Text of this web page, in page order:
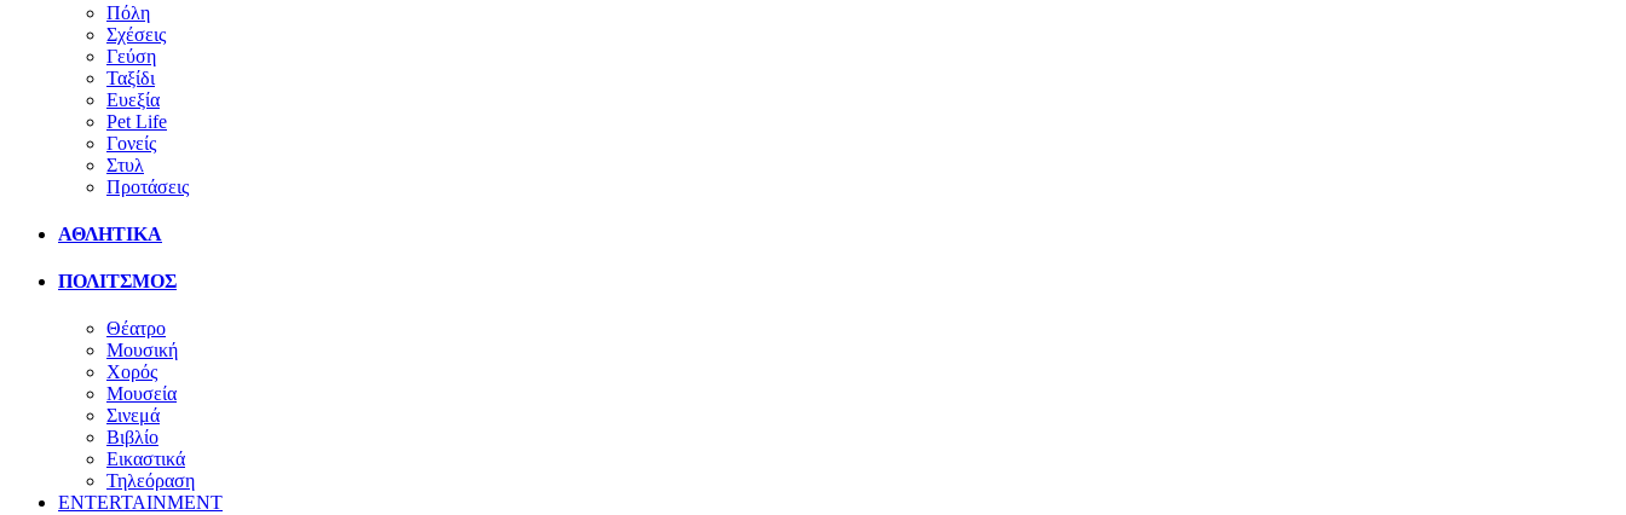
Πόλη
Σχέσεις
Γεύση
Ταξίδι
Ευεξία
Pet Life
Γονείς
Στυλ
Προτάσεις
ΑΘΛΗΤΙΚΑ
ΠΟΛΙΤΣΜΟΣ
Θέατρο
Μουσική
Χορός
Μουσεία
Σινεμά
Βιβλίο
Εικαστικά
Τηλεόραση
ENTERTAINMENT